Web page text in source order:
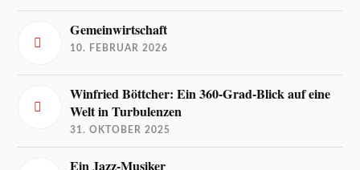
Gemeinwirtschaft
10. FEBRUAR 2026
Winfried Böttcher: Ein 360-Grad-Blick auf eine
Welt in Turbulenzen
31. OKTOBER 2025